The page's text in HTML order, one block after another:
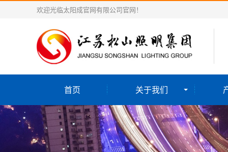
欢迎光临太阳成官网有限公司官网！
首页 关于我们